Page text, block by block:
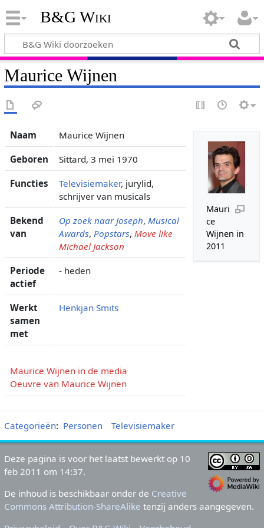
B&G Wiki
Maurice Wijnen
Mauri
ce
Wijnen in
2011
Naam Maurice Wijnen
Geboren Sittard, 3 mei 1970
Functies Televisiemaker, jurylid,
schrijver van musicals
Bekend
van
Op zoek naar Joseph, Musical
Awards, Popstars, Move like
Michael Jackson
Periode
actief
- heden
Werkt
samen
met
Henkjan Smits
Maurice Wijnen in de media
Oeuvre van Maurice Wijnen
Categorieën: Personen Televisiemaker
Deze pagina is voor het laatst bewerkt op 10
feb 2011 om 14:37.
De inhoud is beschikbaar onder de Creative
Commons Attribution-ShareAlike tenzij anders aangegeven.